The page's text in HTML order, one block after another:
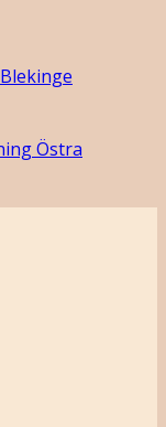
Blekinge
Östra